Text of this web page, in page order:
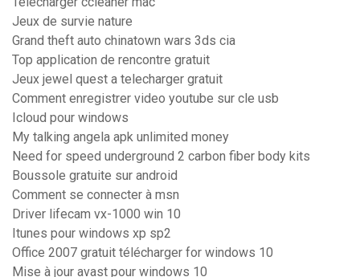
Jeux de survie nature
Grand theft auto chinatown wars 3ds cia
Top application de rencontre gratuit
Jeux jewel quest a telecharger gratuit
Comment enregistrer video youtube sur cle usb
Icloud pour windows
My talking angela apk unlimited money
Need for speed underground 2 carbon fiber body kits
Boussole gratuite sur android
Comment se connecter à msn
Driver lifecam vx-1000 win 10
Itunes pour windows xp sp2
Office 2007 gratuit télécharger for windows 10
Mise à jour avast pour windows 10